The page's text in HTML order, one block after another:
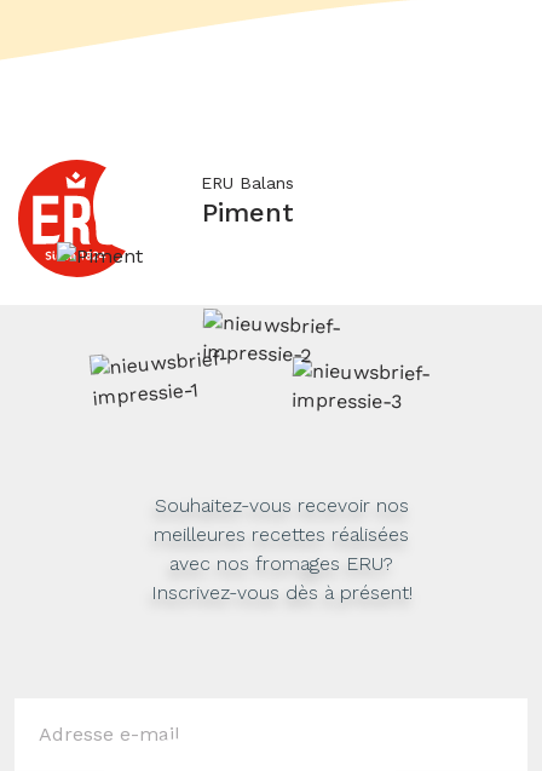
ERU Balans
Piment
Souhaitez-vous recevoir nos
meilleures recettes réalisées
avec nos fromages ERU?
Inscrivez-vous dès à présent!